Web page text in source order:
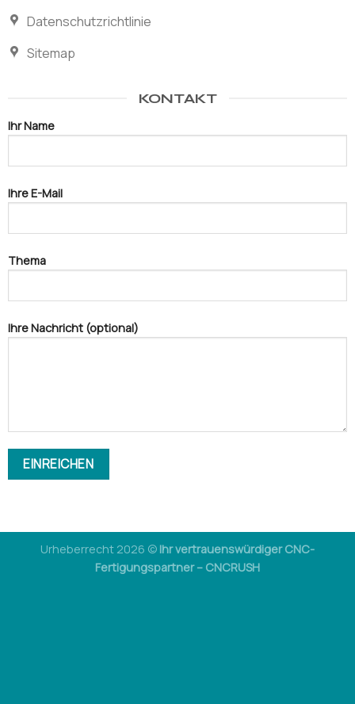
Datenschutzrichtlinie
Sitemap
KONTAKT
Ihr Name
Ihre E-Mail
Thema
Ihre Nachricht (optional)
Urheberrecht 2026 © Ihr vertrauenswürdiger CNC-
Fertigungspartner – CNCRUSH